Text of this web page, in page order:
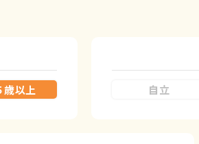
歳以上 自立